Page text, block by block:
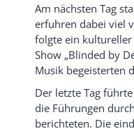
Am nächsten Tag
erfuhren dabei viel
folgte ein
Show „Blinded by
Musik begeisterten
Der letzte Tag
die Führungen
berichteten. Die